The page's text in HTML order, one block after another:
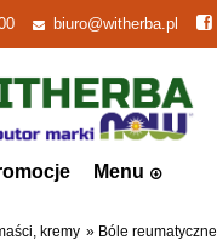
biuro@witherba.pl
Menu
kremy » Bóle reumatyczne